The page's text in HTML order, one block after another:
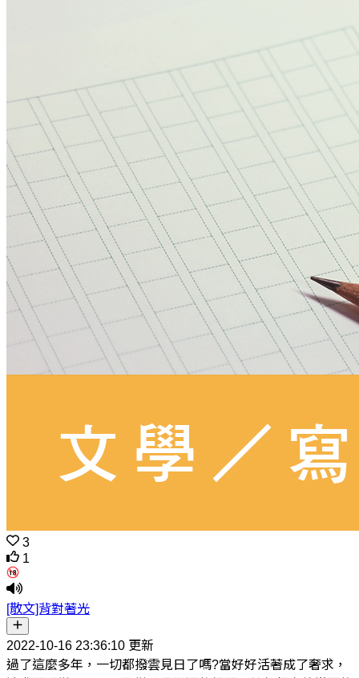
3
1
[散文]背對著光
2022-10-16 23:36:10 更新
過了這麼多年，一切都撥雲見日了嗎?當好好活著成了奢求，